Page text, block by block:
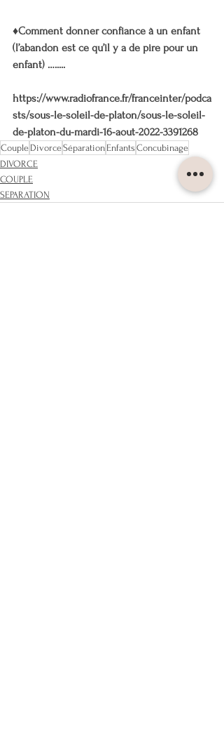
♦️Comment donner confiance à un enfant
(l’abandon est ce qu’il y a de pire pour un
enfant) ….....
https://www.radiofrance.fr/franceinter/podca
sts/sous-le-soleil-de-platon/sous-le-soleil-
de-platon-du-mardi-16-aout-2022-3391268
Couple DivorceSéparation Enfants Concubinage
DIVORCE
COUPLE
SEPARATION